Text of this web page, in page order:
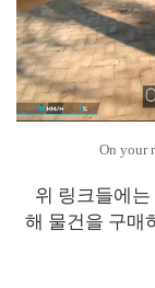
On your
위 링크들에
해 물건을 구매